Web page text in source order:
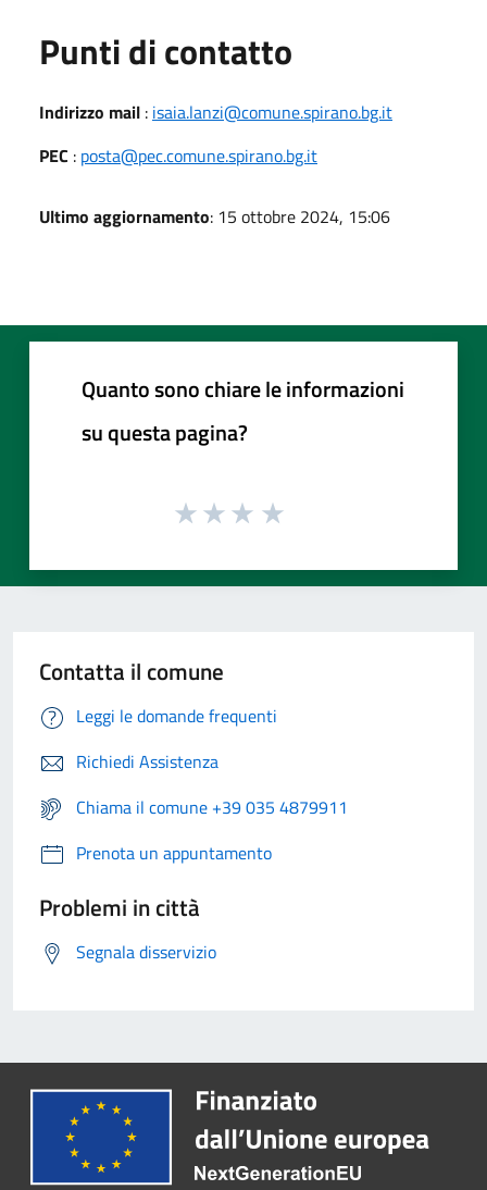
Punti di contatto
Indirizzo mail : isaia.lanzi@comune.spirano.bg.it
PEC : posta@pec.comune.spirano.bg.it
Ultimo aggiornamento: 15 ottobre 2024, 15:06
Quanto sono chiare le informazioni
su questa pagina?
Contatta il comune
Leggi le domande frequenti
Richiedi Assistenza
Chiama il comune +39 035 4879911
Prenota un appuntamento
Problemi in città
Segnala disservizio